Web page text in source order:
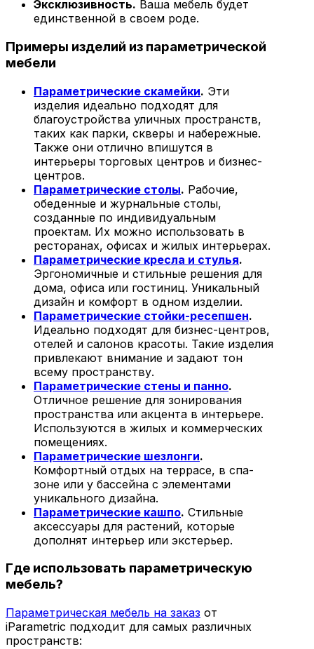
Эксклюзивность. Ваша мебель будет
единственной в своем роде.
Примеры изделий из параметрической
мебели
Параметрические скамейки. Эти
изделия идеально подходят для
благоустройства уличных пространств,
таких как парки, скверы и набережные.
Также они отлично впишутся в
интерьеры торговых центров и бизнес-
центров.
Параметрические столы. Рабочие,
обеденные и журнальные столы,
созданные по индивидуальным
проектам. Их можно использовать в
ресторанах, офисах и жилых интерьерах.
Параметрические кресла и стулья.
Эргономичные и стильные решения для
дома, офиса или гостиниц. Уникальный
дизайн и комфорт в одном изделии.
Параметрические стойки-ресепшен.
Идеально подходят для бизнес-центров,
отелей и салонов красоты. Такие изделия
привлекают внимание и задают тон
всему пространству.
Параметрические стены и панно.
Отличное решение для зонирования
пространства или акцента в интерьере.
Используются в жилых и коммерческих
помещениях.
Параметрические шезлонги.
Комфортный отдых на террасе, в спа-
зоне или у бассейна с элементами
уникального дизайна.
Параметрические кашпо. Стильные
аксессуары для растений, которые
дополнят интерьер или экстерьер.
Где использовать параметрическую
мебель?
Параметрическая мебель на заказ от
iParametric подходит для самых различных
пространств: